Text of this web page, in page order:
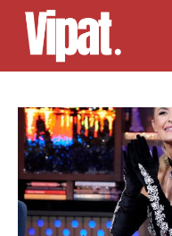
Skip
content